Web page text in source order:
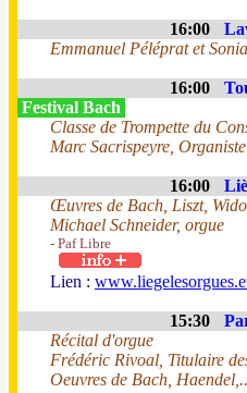
16:00
Emmanuel Péléprat et
16:00
Festival Bach
Classe de Trompette du
Marc Sacrispeyre,
16:00
Œuvres de Bach, Liszt,
Michael Schneider, orgue
- Paf Libre
Lien :
15:30
Récital d'orgue
Frédéric Rivoal, Titulaire
Oeuvres de Bach,